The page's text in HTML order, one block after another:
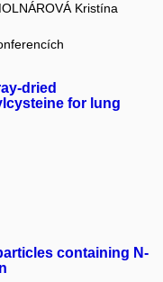
Kristína
dried
for lung
containing N-